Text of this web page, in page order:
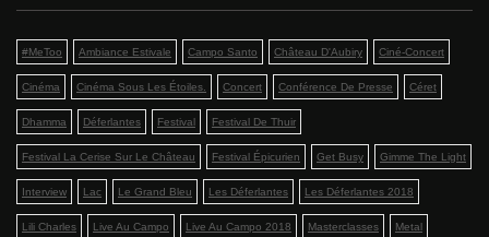
#MeToo Ambiance Estivale Campo Santo Château D'Aubiry Ciné-Concert
Cinéma Cinéma Sous Les Étoiles. Concert Conférence De Presse Céret
Dhamma Déferlantes Festival Festival De Thuir
Festival La Cerise Sur Le Château Festival Épicurien Get Busy Gimme The Light
Interview Lac Le Grand Bleu Les Déferlantes Les Déferlantes 2018
Lili Charles Live Au Campo Live Au Campo 2018 Masterclasses Metal